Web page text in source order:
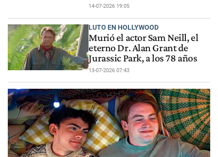
14-07-2026 19:05
LUTO EN HOLLYWOOD
Murió el actor Sam Neill, el
eterno Dr. Alan Grant de
Jurassic Park, a los 78 años
13-07-2026 07:43